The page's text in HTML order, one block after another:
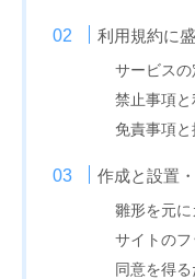
利用規約に
サービス
禁止事項
免責事項
作成と設置
雛形を元
サイトの
同意を得